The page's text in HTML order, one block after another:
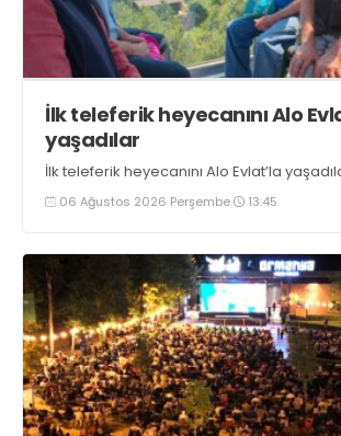
İlk teleferik heyecanını Alo
yaşadılar
İlk teleferik heyecanını Alo Evlat’la
06 Ağustos 2026 Perşembe 13:45